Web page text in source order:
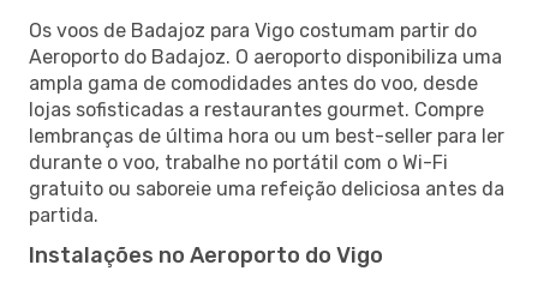
Os voos de Badajoz para Vigo costumam partir do
Aeroporto do Badajoz. O aeroporto disponibiliza uma
ampla gama de comodidades antes do voo, desde
lojas sofisticadas a restaurantes gourmet. Compre
lembranças de última hora ou um best-seller para ler
durante o voo, trabalhe no portátil com o Wi-Fi
gratuito ou saboreie uma refeição deliciosa antes da
partida.
Instalações no Aeroporto do Vigo